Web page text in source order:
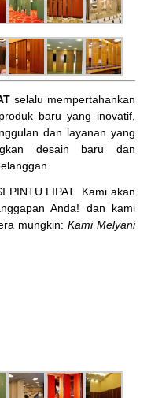
selalu mempertahankan
baru yang inovatif,
dan layanan yang
desain baru dan
PINTU LIPAT
Kami akan
Anda! dan kami
mungkin: Kami Melyani